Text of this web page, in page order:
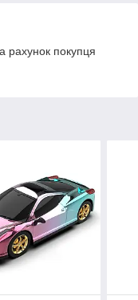
рахунок покупця